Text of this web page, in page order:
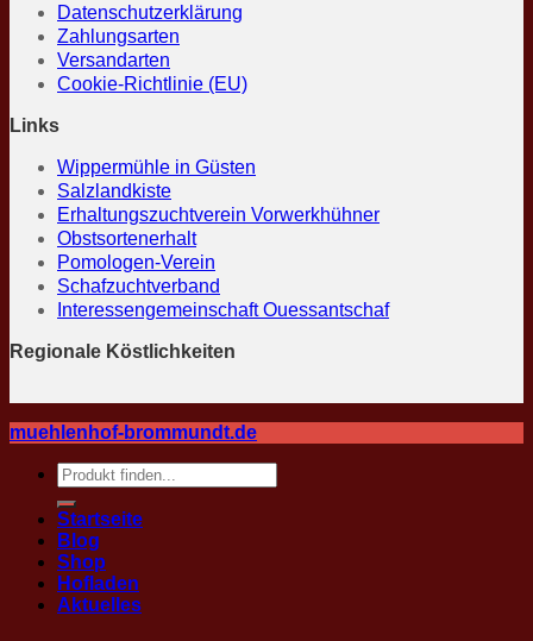
Datenschutzerklärung
Zahlungsarten
Versandarten
Cookie-Richtlinie (EU)
Links
Wippermühle in Güsten
Salzlandkiste
Erhaltungszuchtverein Vorwerkhühner
Obstsortenerhalt
Pomologen-Verein
Schafzuchtverband
Interessengemeinschaft Ouessantschaf
Regionale Köstlichkeiten
muehlenhof-brommundt.de
Suche
nach:
Startseite
Blog
Shop
Hofladen
Aktuelles